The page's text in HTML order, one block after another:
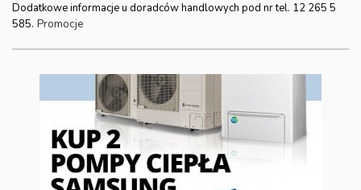
Dodatkowe informacje u doradców handlowych pod nr tel. 12 265 5
585. Promocje